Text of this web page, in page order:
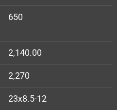
650
2,140.00
2,270
23x8.5-12